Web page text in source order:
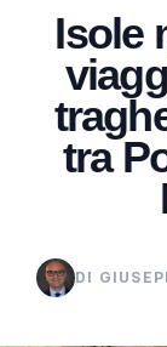
Isole
tra
DI